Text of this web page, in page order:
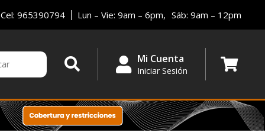
Cel: 965390794 Lun – Vie: 9am – 6pm, Sáb: 9am – 12pm
Mi Cuenta
Iniciar Sesión